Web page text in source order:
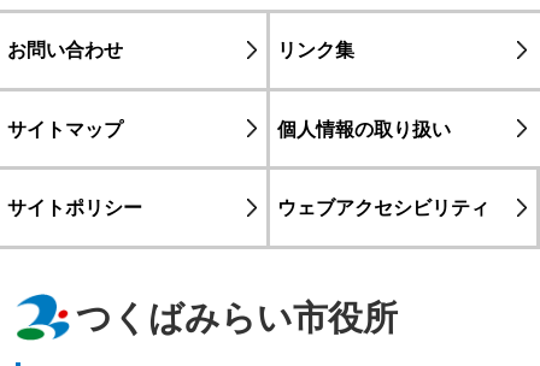
お問い合わせ リンク集
サイトマップ 個人情報の取り扱い
サイトポリシー ウェブアクセシビリティ
つくばみらい市役所